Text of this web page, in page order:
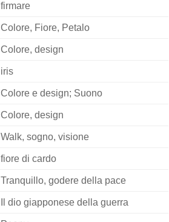
firmare
Colore, Fiore, Petalo
Colore, design
iris
Colore e design; Suono
Colore, design
Walk, sogno, visione
fiore di cardo
Tranquillo, godere della pace
Il dio giapponese della guerra